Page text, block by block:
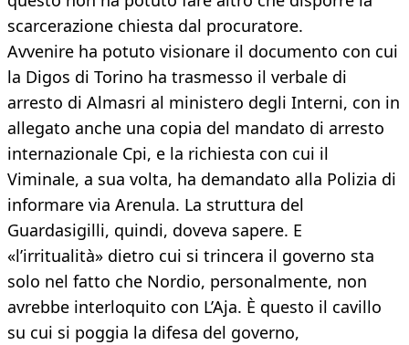
scarcerazione chiesta dal procuratore.
Avvenire ha potuto visionare il documento con cui
la Digos di Torino ha trasmesso il verbale di
arresto di Almasri al ministero degli Interni, con in
allegato anche una copia del mandato di arresto
internazionale Cpi, e la richiesta con cui il
Viminale, a sua volta, ha demandato alla Polizia di
informare via Arenula. La struttura del
Guardasigilli, quindi, doveva sapere. E
«l’irritualità» dietro cui si trincera il governo sta
solo nel fatto che Nordio, personalmente, non
avrebbe interloquito con L’Aja. È questo il cavillo
su cui si poggia la difesa del governo,